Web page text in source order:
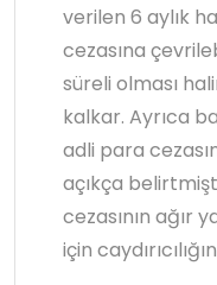
verilen 6 aylık
cezasına
süreli olması
kalkar. Ayrıca
adli para
açıkça
cezasının ağır
için